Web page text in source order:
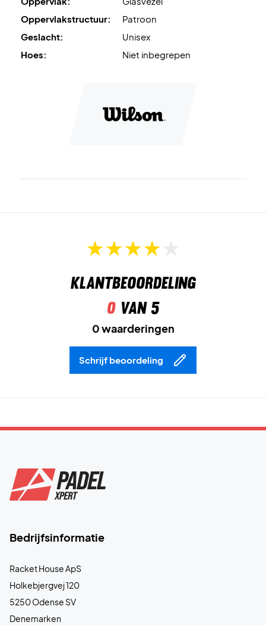
Oppervlakstructuur:
Patroon
Geslacht:
Unisex
Hoes:
Niet inbegrepen
Klantbeoordeling
0van 5
0 waarderingen
Schrijf beoordeling
Bedrijfsinformatie
Racket House ApS
Holkebjergvej 120
5250 Odense SV
Denemarken